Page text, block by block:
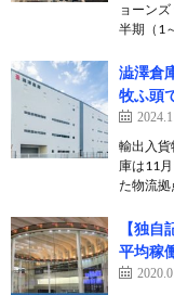
ョーン
半期（1
澁澤倉
牧ふ頭
輸出入
庫は11
た物流
【独
平均稼